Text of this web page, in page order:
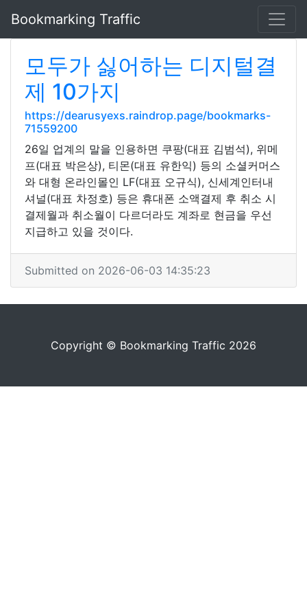
Bookmarking Traffic
모두가 싫어하는 디지털결
제 10가지
https://dearusyexs.raindrop.page/bookmarks-
71559200
26일 업계의 말을 인용하면 쿠팡(대표 김범석), 위메
프(대표 박은상), 티몬(대표 유한익) 등의 소셜커머스
와 대형 온라인몰인 LF(대표 오규식), 신세계인터내
셔널(대표 차정호) 등은 휴대폰 소액결제 후 취소 시
결제월과 취소월이 다르더라도 계좌로 현금을 우선
지급하고 있을 것이다.
Submitted on 2026-06-03 14:35:23
Copyright © Bookmarking Traffic 2026